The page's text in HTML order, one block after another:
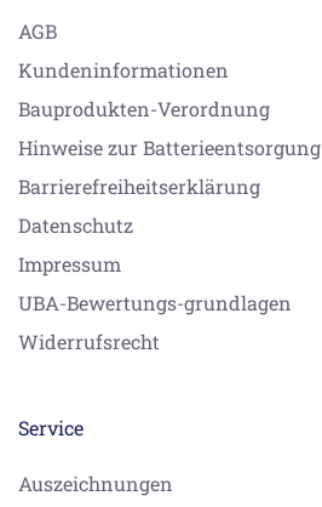
AGB
Kundeninformationen
Bauprodukten-Verordnung
Hinweise zur Batterieentsorgung
Barrierefreiheitserklärung
Datenschutz
Impressum
UBA-Bewertungs-grundlagen
Widerrufsrecht
Service
Auszeichnungen